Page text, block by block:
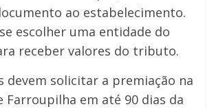
ao estabelecimento.
escolher uma entidade do
receber valores do tributo.
devem solicitar a premiação na
Farroupilha em até 90 dias da